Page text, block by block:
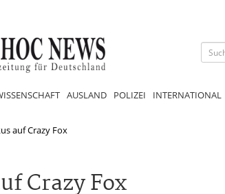
AUSLAND POLIZEI INTERNATIONAL
auf Crazy Fox
Crazy Fox